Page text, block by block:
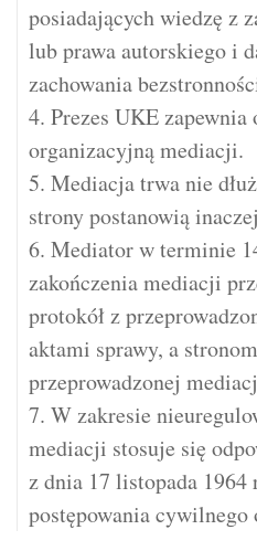
posiadających wiedzę z
lub prawa autorskiego i
zachowania
4. Prezes UKE zapewnia
organizacyjną mediacji.
5. Mediacja trwa nie
strony postanowią
6. Mediator w terminie
zakończenia mediacji
protokół z
aktami sprawy, a
przeprowadzonej
7. W zakresie
mediacji stosuje się
z dnia 17 listopada 1964
postępowania